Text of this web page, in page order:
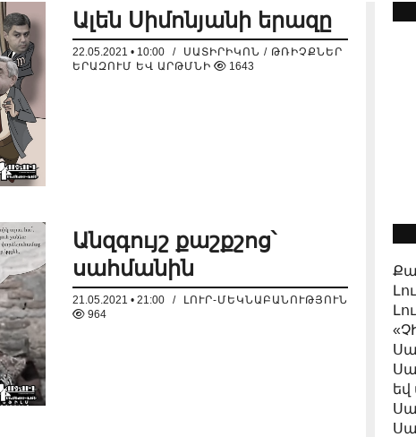
Ալեն Սիմոնյանի երազը
22.05.2021 • 10:00 /
ՍԱՏԻՐԻԿՈՆ / ԹՌԻՉՔՆԵՐ
ԵՐԱԶՈՒՄ ԵՎ ԱՐԹՄՆԻ
1643
Անզգույշ քաշքշոց՝
սահմանին
21.05.2021 • 21:00 /
ԼՈՒՐ-ՄԵԿՆԱԲԱՆՈՒԹՅՈՒՆ
964
եվ